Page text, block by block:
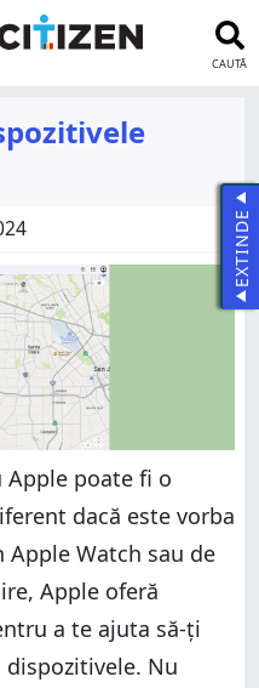
CAUTĂ
Apple poate fi o
dacă este vorba
Apple Watch sau de
Apple oferă
a te ajuta să-ți
dispozitivele. Nu
EXTINDE